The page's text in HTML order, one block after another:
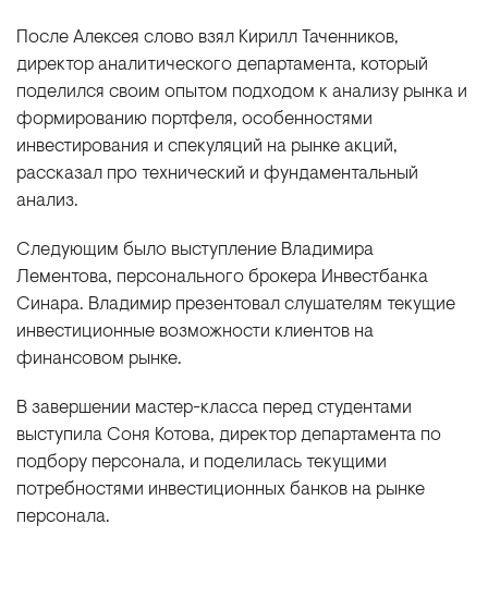
После Алексея слово взял Кирилл Таченников,
директор аналитического департамента, который
поделился своим опытом подходом к анализу рынка и
формированию портфеля, особенностями
инвестирования и спекуляций на рынке акций,
рассказал про технический и фундаментальный
анализ.
Следующим было выступление Владимира
Лементова, персонального брокера Инвестбанка
Синара. Владимир презентовал слушателям текущие
инвестиционные возможности клиентов на
финансовом рынке.
В завершении мастер-класса перед студентами
выступила Соня Котова, директор департамента по
подбору персонала, и поделилась текущими
потребностями инвестиционных банков на рынке
персонала.